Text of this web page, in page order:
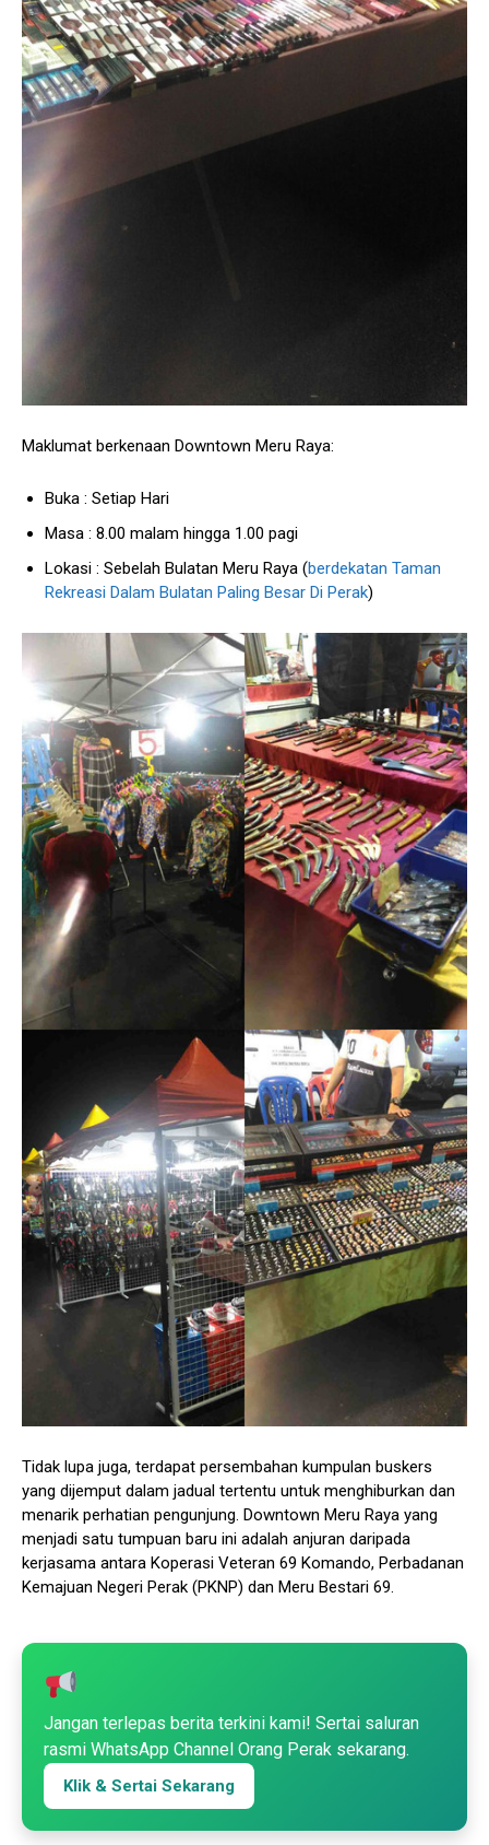
Maklumat berkenaan Downtown Meru Raya:
Buka : Setiap Hari
Masa : 8.00 malam hingga 1.00 pagi
Lokasi : Sebelah Bulatan Meru Raya (berdekatan Taman
Rekreasi Dalam Bulatan Paling Besar Di Perak)
Tidak lupa juga, terdapat persembahan kumpulan buskers
yang dijemput dalam jadual tertentu untuk menghiburkan dan
menarik perhatian pengunjung. Downtown Meru Raya yang
menjadi satu tumpuan baru ini adalah anjuran daripada
kerjasama antara Koperasi Veteran 69 Komando, Perbadanan
Kemajuan Negeri Perak (PKNP) dan Meru Bestari 69.
Jangan terlepas berita terkini kami! Sertai saluran
rasmi WhatsApp Channel Orang Perak sekarang.
Klik & Sertai Sekarang